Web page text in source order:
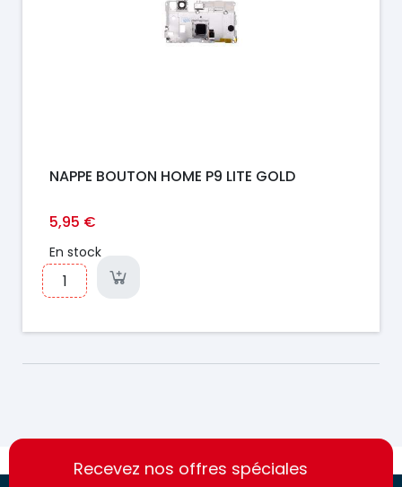
NAPPE BOUTON HOME P9 LITE GOLD
5,95 €
En stock
https://france-
access.fr
https://france-
access.fr
Recevez nos offres spéciales